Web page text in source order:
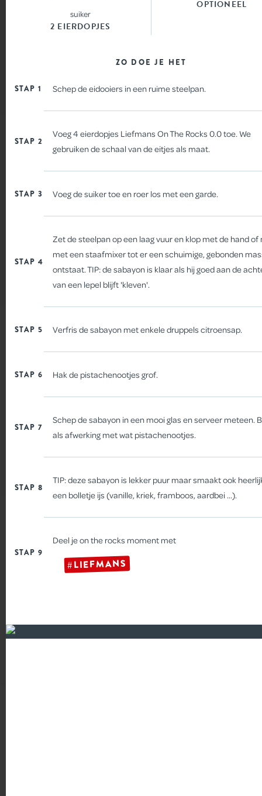
CONTACT
LIVE LIFE ON THE ROCKS! DEEL JE MOMENT MET
#LIEFMANS
IJSLOLLY MET ROOD FRUIT
CRUMBLE MET RODE
suiker
2 EIERDOPJES
OPTIONEEL
ZO DOE JE HET
STAP 1 Schep de eidooiers in een ruime steelpan.
STAP 2
Voeg 4 eierdopjes Liefmans On The Rocks 0.0 toe. We
gebruiken de schaal van de eitjes als maat.
STAP 3 Voeg de suiker toe en roer los met een garde.
STAP 4
Zet de steelpan op een laag vuur en klop met de hand of
met een staafmixer tot er een schuimige, gebonden
ontstaat. TIP: de sabayon is klaar als hij goed aan de
van een lepel blijft 'kleven'.
STAP 5 Verfris de sabayon met enkele druppels citroensap.
STAP 6 Hak de pistachenootjes grof.
STAP 7
Schep de sabayon in een mooi glas en serveer meteen.
als afwerking met wat pistachenootjes.
STAP 8
TIP: deze sabayon is lekker puur maar smaakt ook
een bolletje ijs (vanille, kriek, framboos, aardbei ...).
STAP 9
Deel je on the rocks moment met
#LIEFMANS